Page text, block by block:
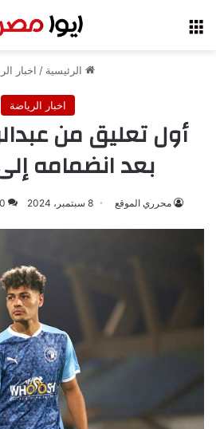
الرئيسية / اخبار
اخبار الرياضة
أول تعليق من
بعد انضمامه
محرري الموقع 8 سبتمبر، 2024 0